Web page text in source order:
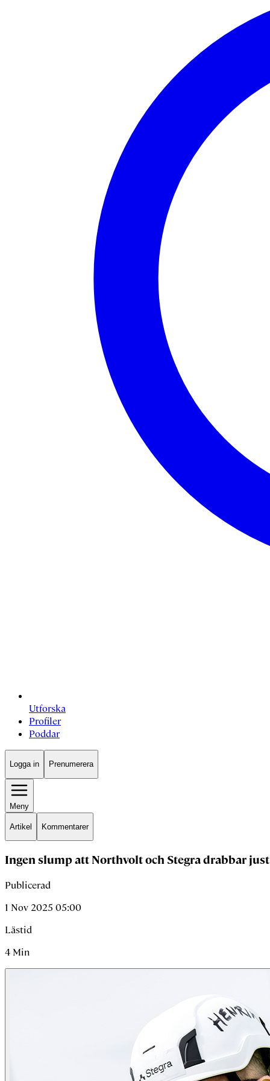
Utforska
Profiler
Poddar
Logga in Prenumerera
Meny
Artikel Kommentarer
Ingen slump att Northvolt och Stegra drabbar just
Publicerad
1 Nov 2025 05:00
Lästid
4 Min